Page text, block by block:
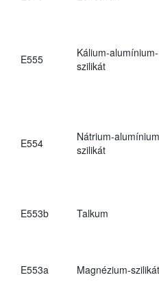
E555
Kálium-alumínium-
szilikát
E554
Nátrium-
szilikát
E553b Talkum
E553a Magnézium-szilikát